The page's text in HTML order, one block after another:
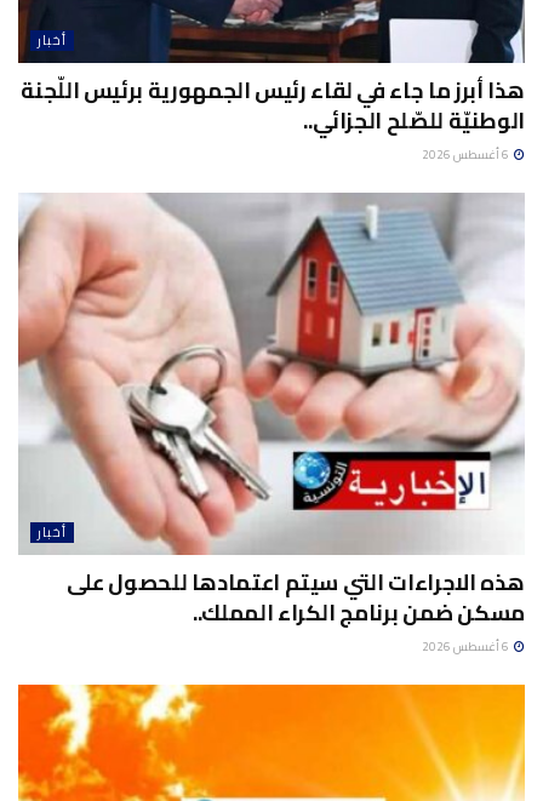
أخبار
هذا أبرز ما جاء في لقاء رئيس الجمهورية برئيس اللّجنة
الوطنيّة للصّلح الجزائي..
أخبار
هذه الاجراءات التي سيتم اعتمادها للحصول على
مسكن ضمن برنامج الكراء المملك..